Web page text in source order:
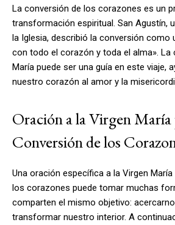
La conversión de los corazones es un
transformación espiritual. San Agustín,
la Iglesia, describió la conversión como
con todo el corazón y toda el alma». La
María puede ser una guía en este viaje,
nuestro corazón al amor y la
Oración a la Virgen
Conversión de los
Una oración específica a la Virgen
los corazones puede tomar muchas
comparten el mismo objetivo:
transformar nuestro interior. A